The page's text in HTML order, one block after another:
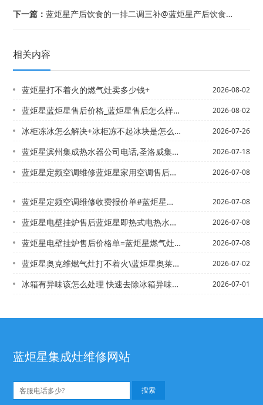
下一篇：蓝炬星产后饮食的一排二调三补@蓝炬星产后饮食原则
相关内容
蓝炬星打不着火的燃气灶卖多少钱+ 2026-08-02
蓝炬星蓝炬星售后价格_蓝炬星售后怎么样新发布 2026-08-02
冰柜冻冰怎么解决+冰柜冻不起冰块是怎么回事 2026-07-26
蓝炬星滨州集成热水器公司电话,圣洛威集成热水器寿命%滨州空气能热水器安装电话,莱... 2026-07-18
蓝炬星定频空调维修蓝炬星家用空调售后收费标准明细收费报价单#蓝炬星维修热线官方提... 2026-07-08
蓝炬星定频空调维修收费报价单#蓝炬星维修热线官方提供 2026-07-08
蓝炬星电壁挂炉售后蓝炬星即热式电热水器维修报价是多少价格单=蓝炬星燃气灶怎么样2... 2026-07-08
蓝炬星电壁挂炉售后价格单=蓝炬星燃气灶怎么样2027年更新 2026-07-08
蓝炬星奥克维燃气灶打不着火\蓝炬星奥莱姆集成燃气灶打不着火 2026-07-02
冰箱有异味该怎么处理 快速去除冰箱异味的方法*冰箱有异味是怎么回事 家中冰箱异味... 2026-07-01
蓝炬星集成灶维修网站